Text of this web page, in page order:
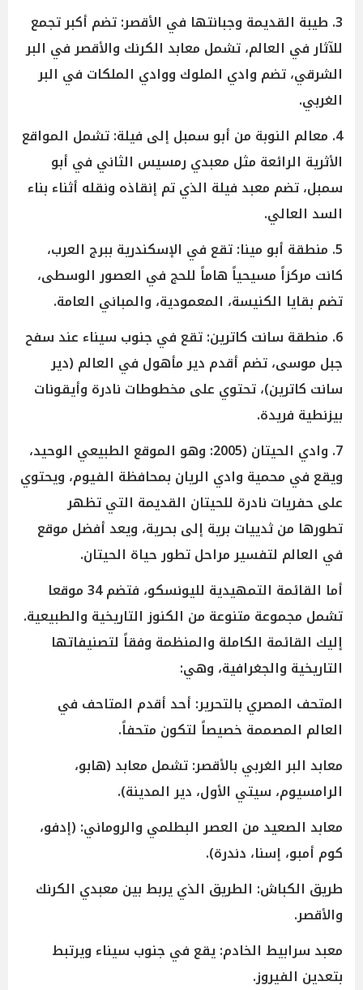
3. طيبة القديمة وجبانتها في الأقصر: تضم أكبر تجمع
للآثار في العالم، تشمل معابد الكرنك والأقصر في البر
الشرقي، تضم وادي الملوك ووادي الملكات في البر
الغربي.
4. معالم النوبة من أبو سمبل إلى فيلة: تشمل المواقع
الأثرية الرائعة مثل معبدي رمسيس الثاني في أبو
سمبل، تضم معبد فيلة الذي تم إنقاذه ونقله أثناء بناء
السد العالي.
5. منطقة أبو مينا: تقع في الإسكندرية ببرج العرب،
كانت مركزاً مسيحياً هاماً للحج في العصور الوسطى،
تضم بقايا الكنيسة، المعمودية، والمباني العامة.
6. منطقة سانت كاترين: تقع في جنوب سيناء عند سفح
جبل موسى، تضم أقدم دير مأهول في العالم (دير
سانت كاترين)، تحتوي على مخطوطات نادرة وأيقونات
بيزنطية فريدة.
7. وادي الحيتان (2005: وهو الموقع الطبيعي الوحيد،
ويقع في محمية وادي الريان بمحافظة الفيوم، ويحتوي
على حفريات نادرة للحيتان القديمة التي تظهر
تطورها من ثدييات برية إلى بحرية، ويعد أفضل موقع
في العالم لتفسير مراحل تطور حياة الحيتان.
أما القائمة التمهيدية لليونسكو، فتضم 34 موقعا
تشمل مجموعة متنوعة من الكنوز التاريخية والطبيعية.
إليك القائمة الكاملة والمنظمة وفقاً لتصنيفاتها
التاريخية والجغرافية، وهي:
المتحف المصري بالتحرير: أحد أقدم المتاحف في
العالم المصممة خصيصاً لتكون متحفاً.
معابد البر الغربي بالأقصر: تشمل معابد (هابو،
الرامسيوم، سيتي الأول، دير المدينة).
معابد الصعيد من العصر البطلمي والروماني: (إدفو،
كوم أمبو، إسنا، دندرة).
طريق الكباش: الطريق الذي يربط بين معبدي الكرنك
والأقصر.
معبد سرابيط الخادم: يقع في جنوب سيناء ويرتبط
بتعدين الفيروز.